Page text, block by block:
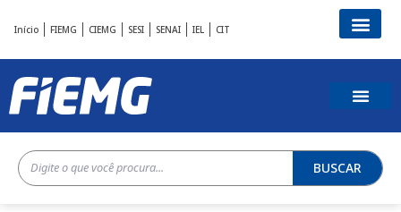
Início FIEMG CIEMG SESI SENAI IEL CIT
BUSCAR